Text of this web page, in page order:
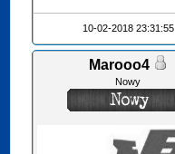
10-02-2018 23:31:55
Marooo4
Nowy